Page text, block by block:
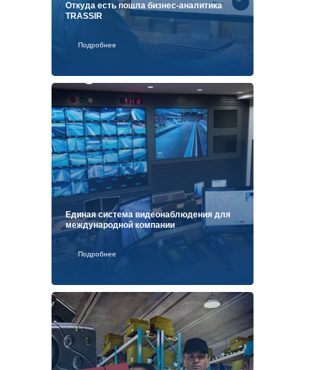
Откуда есть пошла бизнес-аналитика
TRASSIR
Подробнее
Единая система видеонаблюдения для
международной компании
Подробнее